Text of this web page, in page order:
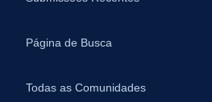
Página de Busca
Todas as Comunidades